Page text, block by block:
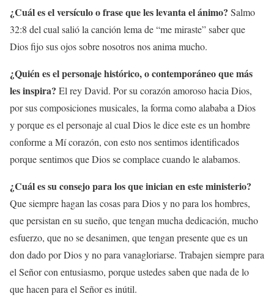
¿Cuál es el versículo o frase que les levanta el ánimo? Salmo
32:8 del cual salió la canción lema de “me miraste” saber que
Dios fijo sus ojos sobre nosotros nos anima mucho.
¿Quién es el personaje histórico, o contemporáneo que más
les inspira? El rey David. Por su corazón amoroso hacia Dios,
por sus composiciones musicales, la forma como alababa a Dios
y porque es el personaje al cual Dios le dice este es un hombre
conforme a Mí corazón, con esto nos sentimos identificados
porque sentimos que Dios se complace cuando le alabamos.
¿Cuál es su consejo para los que inician en este ministerio?
Que siempre hagan las cosas para Dios y no para los hombres,
que persistan en su sueño, que tengan mucha dedicación, mucho
esfuerzo, que no se desanimen, que tengan presente que es un
don dado por Dios y no para vanagloriarse. Trabajen siempre para
el Señor con entusiasmo, porque ustedes saben que nada de lo
que hacen para el Señor es inútil.